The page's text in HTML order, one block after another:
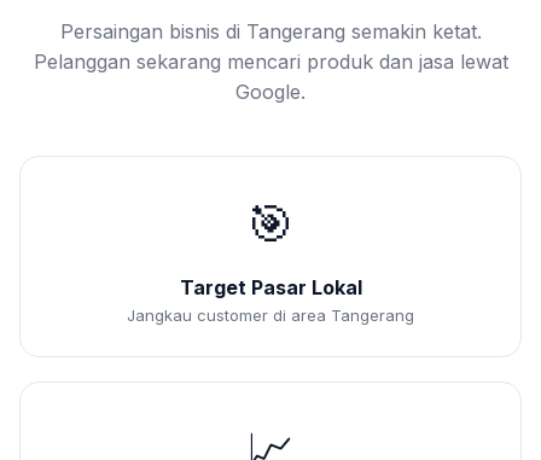
Persaingan bisnis di Tangerang semakin ketat.
Pelanggan sekarang mencari produk dan jasa lewat
Google.
🎯
Target Pasar Lokal
Jangkau customer di area Tangerang